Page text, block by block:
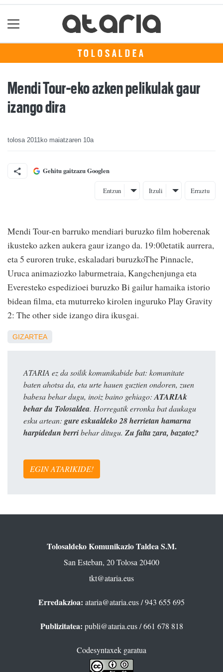
TOLOSALDEA
Mendi Tour-eko azken pelikulak gaur
izango dira
tolosa 2011ko maiatzaren 10a
Gehitu gaitzazu Googlen
Entzun Itzuli Erraztu
Mendi Tour-en barruko mendiari buruzko film hoberenak
ikusteko azken aukera gaur izango da. 19:00etatik aurrera,
eta 5 euroren truke, eskaladari buruzkoThe Pinnacle,
Uruca animaziozko laburmetraia, Kangchenjunga eta
Everesteko espedizioei buruzko Bi gailur hamaika istorio
bidean filma, eta muturreko kirolen inguruko Play Gravity
2: The other side izango dira ikusgai.
GIZARTEA
ATARIA ez da soilik komunikabide bat: komunitate
baten ahotsa da, eta urte hauen guztien ondoren, zuen
babesa behar dugu, inoiz baino gehiago: ATARIAk
behar du Tolosaldea. Horregatik erronka bat daukagu
esku artean: gure eskualdeko 28 herrietan hamarna
harpidedun berribehar ditugu. Zu falta zara, bazatoz?
EGIN ATARIKIDE!
Tolosaldeko Komunikazio Taldea S.M.
San Esteban, 20 Tolosa 20400
tkt@ataria.eus
Erredakzioa: ataria@ataria.eus/ 943 655 695
Publizitatea: publi@ataria.eus/ 661 678 818
Codesyntaxek garatua